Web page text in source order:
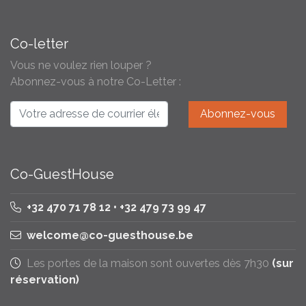
Co-letter
Vous ne voulez rien louper ?
Abonnez-vous à notre Co-Letter :
Co-GuestHouse
+32 470 71 78 12 • +32 479 73 99 47
welcome@co-guesthouse.be
Les portes de la maison sont ouvertes dès 7h30 (sur
réservation)